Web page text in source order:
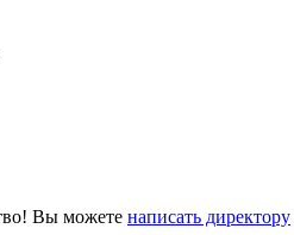
Вы можете написать директору